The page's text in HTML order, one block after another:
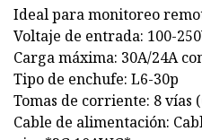
Ideal para monitoreo
Voltaje de entrada: 100-
Carga máxima: 30A/24A
Tipo de enchufe: L6-30p
Tomas de corriente: 8 vías
Cable de alimentación: